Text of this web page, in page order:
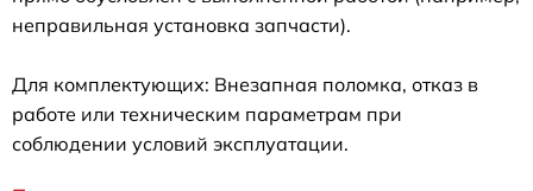
неправильная установка запчасти).
Для комплектующих: Внезапная поломка, отказ в
работе или техническим параметрам при
соблюдении условий эксплуатации.